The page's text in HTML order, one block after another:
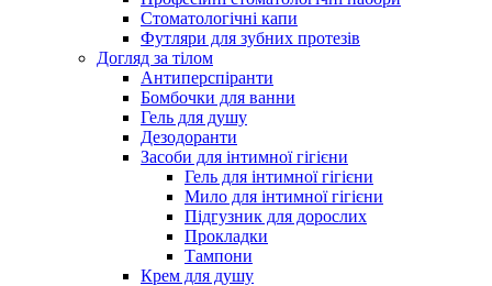
Стоматологічні капи
Футляри для зубних протезів
Догляд за тілом
Антиперспіранти
Бомбочки для ванни
Гель для душу
Дезодоранти
Засоби для інтимної гігієни
Гель для інтимної гігієни
Мило для інтимної гігієни
Підгузник для дорослих
Прокладки
Тампони
Крем для душу